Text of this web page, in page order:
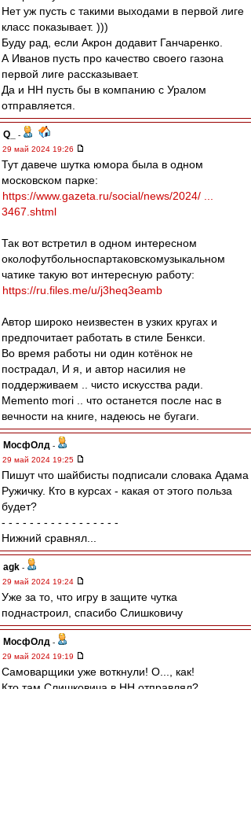
Нет уж пусть с такими выходами в первой лиге
класс показывает. )))
Буду рад, если Акрон додавит Ганчаренко.
А Иванов пусть про качество своего газона
первой лиге рассказывает.
Да и НН пусть бы в компанию с Уралом
отправляется.
Q_
-
29 май 2024 19:26
Тут давече шутка юмора была в одном
московском парке:
https://www.gazeta.ru/social/news/2024/ ...
3467.shtml
Так вот встретил в одном интересном
околофутбольноспартаковскомузыкальном
чатике такую вот интересную работу:
https://ru.files.me/u/j3heq3eamb
Автор широко неизвестен в узких кругах и
предпочитает работать в стиле Бенкси.
Во время работы ни один котёнок не
пострадал, И я, и автор насилия не
поддерживаем .. чисто искусства ради.
Memento mori .. что останется после нас в
вечности на книге, надеюсь не бугаги.
МосфОлд -
29 май 2024 19:25
Пишут что шайбисты подписали словака Адама
Ружичку. Кто в курсах - какая от этого польза
будет?
- - - - - - - - - - - - - - - - -
Нижний сравнял...
agk -
29 май 2024 19:24
Уже за то, что игру в защите чутка
поднастроил, спасибо Слишковичу
МосфОлд -
29 май 2024 19:19
Самоварщики уже воткнули! О..., как!
Кто там Слишковича в НН отправлял?